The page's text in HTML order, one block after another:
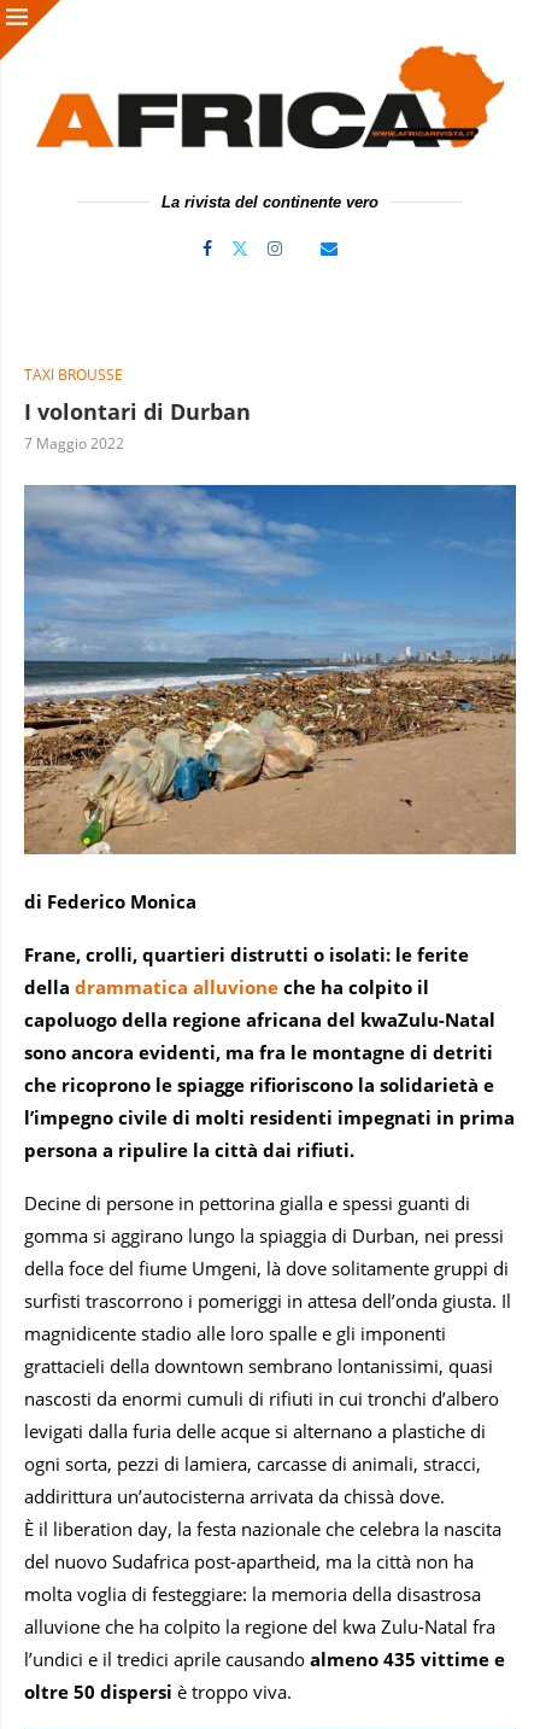
La rivista del continente vero
TAXI BROUSSE
I volontari di Durban
7 Maggio 2022
di Federico Monica
Frane, crolli, quartieri distrutti o isolati: le ferite
della drammatica alluvione che ha colpito il
capoluogo della regione africana del kwaZulu-Natal
sono ancora evidenti, ma fra le montagne di detriti
che ricoprono le spiagge rifioriscono la solidarietà e
l’impegno civile di molti residenti impegnati in prima
persona a ripulire la città dai rifiuti.
Decine di persone in pettorina gialla e spessi guanti di
gomma si aggirano lungo la spiaggia di Durban, nei pressi
della foce del fiume Umgeni, là dove solitamente gruppi di
surfisti trascorrono i pomeriggi in attesa dell’onda giusta. Il
magnidicente stadio alle loro spalle e gli imponenti
grattacieli della downtown sembrano lontanissimi, quasi
nascosti da enormi cumuli di rifiuti in cui tronchi d’albero
levigati dalla furia delle acque si alternano a plastiche di
ogni sorta, pezzi di lamiera, carcasse di animali, stracci,
addirittura un’autocisterna arrivata da chissà dove.
È il liberation day, la festa nazionale che celebra la nascita
del nuovo Sudafrica post-apartheid, ma la città non ha
molta voglia di festeggiare: la memoria della disastrosa
alluvione che ha colpito la regione del kwa Zulu-Natal fra
l’undici e il tredici aprile causando almeno 435 vittime e
oltre 50 dispersi è troppo viva.